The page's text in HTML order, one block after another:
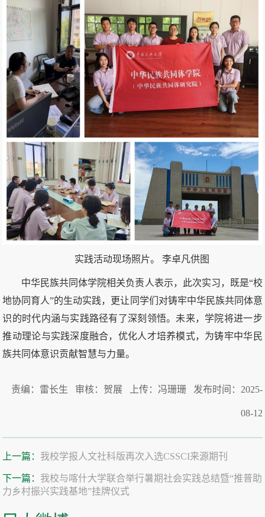
实践活动现场照片。 李卓凡供图
中华民族共同体学院相关负责人表示，此次实习，既是“校
地协同育人”的生动实践，更让同学们对铸牢中华民族共同体意
识的时代内涵与实践路径有了深刻领悟。未来，学院将进一步
推动理论与实践深度融合，优化人才培养模式，为铸牢中华民
族共同体意识贡献智慧与力量。
责编：雷长生 审核：贺展 上传：冯珊珊 发布时间：2025-
08-12
上一篇： 我校学报人文社科版再次入选CSSCI来源期刊
下一篇： 我校与喀什大学联合举行暑期社会实践总结暨“推普助
力乡村振兴实践基地”挂牌仪式